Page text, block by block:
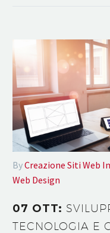
ByCreazione Siti Web
Web Design
07 OTT:
TECNOLOGIA E